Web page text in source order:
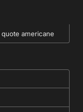
americane